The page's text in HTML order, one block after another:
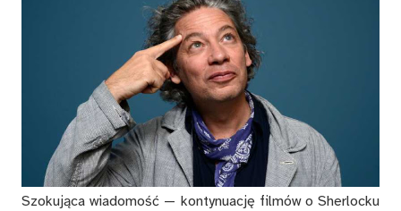
Szokująca wiadomość — kontynuację filmów o Sherlocku